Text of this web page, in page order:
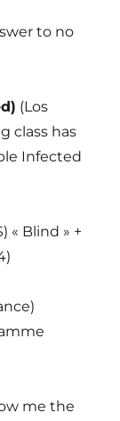
to no
(Los
class has
Infected
« Blind » +
me the